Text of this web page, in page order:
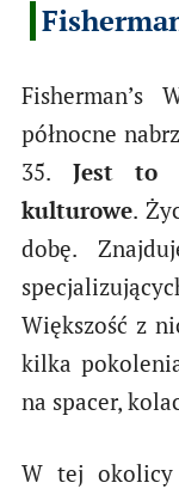
Fisherman’s
północne
35. Jest to
kulturowe.
dobę.
Większość z
kilka
na spacer,
W tej okolicy